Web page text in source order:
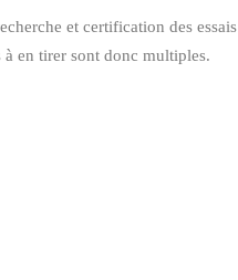
et certification des essais
en tirer sont donc multiples.